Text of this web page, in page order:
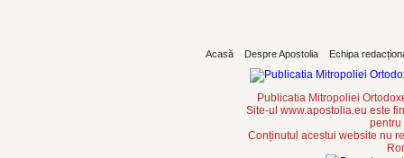
Acasă Despre Apostolia Echipa
Publicatia Mitropoliei
Site-ul www.apostolia.eu este
pentru
Conținutul acestui website nu